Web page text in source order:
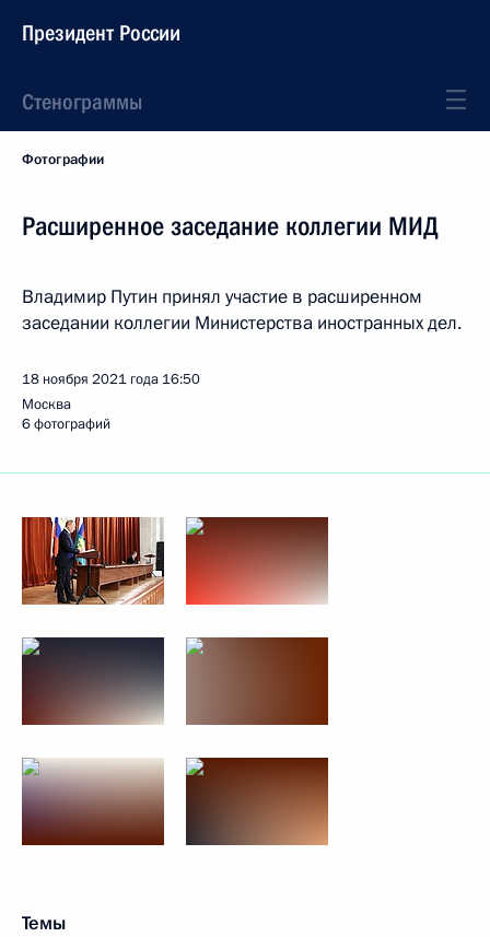
Президент России
Стенограммы
Фотографии
Расширенное заседание коллегии МИД
Владимир Путин принял участие в расширенном
заседании коллегии Министерства иностранных дел.
18 ноября 2021 года 16:50
Москва
6 фотографий
Темы